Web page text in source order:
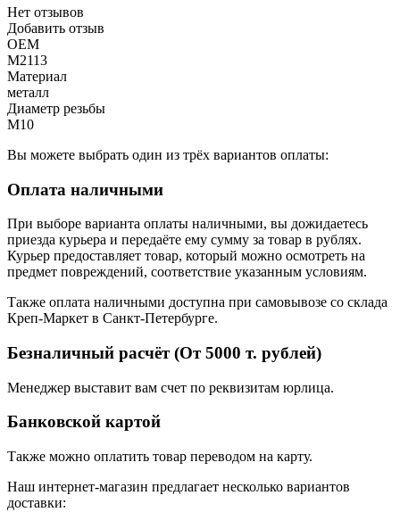
Нет отзывов
Добавить отзыв
OEM
M2113
Материал
металл
Диаметр резьбы
M10
Вы можете выбрать один из трёх вариантов оплаты:
Оплата наличными
При выборе варианта оплаты наличными, вы дожидаетесь
приезда курьера и передаёте ему сумму за товар в рублях.
Курьер предоставляет товар, который можно осмотреть на
предмет повреждений, соответствие указанным условиям.
Также оплата наличными доступна при самовывозе со склада
Креп-Маркет в Санкт-Петербурге.
Безналичный расчёт (От 5000 т. рублей)
Менеджер выставит вам счет по реквизитам юрлица.
Банковской картой
Также можно оплатить товар переводом на карту.
Наш интернет-магазин предлагает несколько вариантов
доставки: